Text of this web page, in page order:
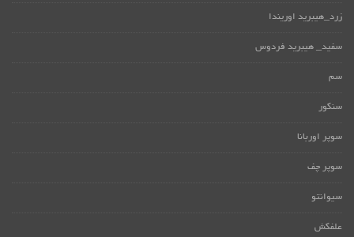
زرد_هیبرید اوریندا
سفید_ هیبرید فردوس
سم
سنکور
سوپر اوربانا
سوپر چف
سیوانتو
علفکش